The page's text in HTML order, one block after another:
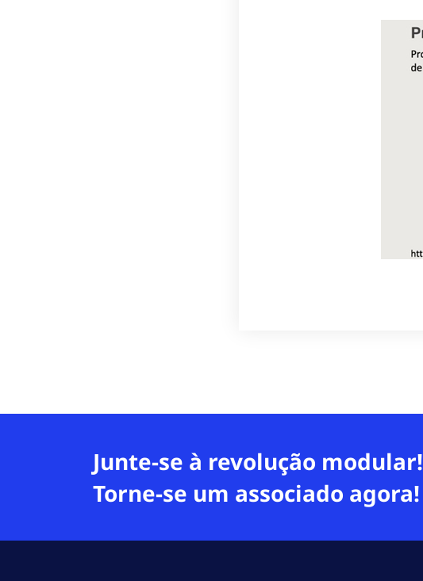
Junte-se à revolução modular!
Torne-se um associado agora!